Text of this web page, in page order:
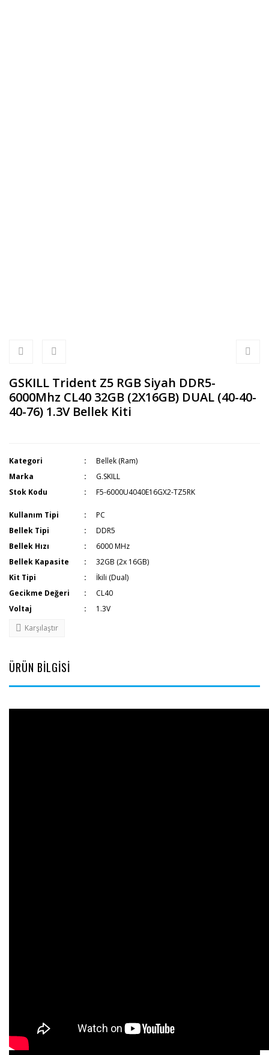
GSKILL Trident Z5 RGB Siyah DDR5-
6000Mhz CL40 32GB (2X16GB) DUAL (40-40-
40-76) 1.3V Bellek Kiti
Kategori
Bellek (Ram)
Marka
G.SKILL
Stok Kodu
F5-6000U4040E16GX2-TZ5RK
Kullanım Tipi
PC
Bellek Tipi
DDR5
Bellek Hızı
6000 MHz
Bellek Kapasite
32GB (2x 16GB)
Kit Tipi
İkili (Dual)
Gecikme Değeri
CL40
Voltaj
1.3V
Karşılaştır
ÜRÜN BİLGİSİ